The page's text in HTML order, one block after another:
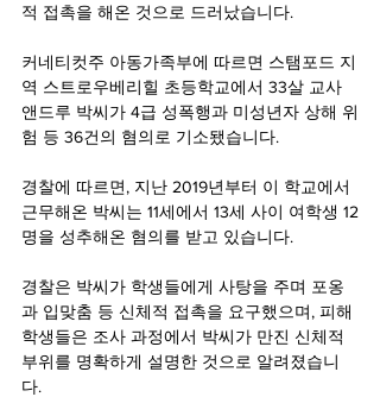
적 접촉을 해온 것으로 드러났습니다.
커네티컷주 아동가족부에 따르면 스탬포드 지
역 스트로우베리힐 초등학교에서 33살 교사
앤드루 박씨가 4급 성폭행과 미성년자 상해 위
험 등 36건의 혐의로 기소됐습니다.
경찰에 따르면, 지난 2019년부터 이 학교에서
근무해온 박씨는 11세에서 13세 사이 여학생 12
명을 성추해온 혐의를 받고 있습니다.
경찰은 박씨가 학생들에게 사탕을 주며 포옹
과 입맞춤 등 신체적 접촉을 요구했으며, 피해
학생들은 조사 과정에서 박씨가 만진 신체적
부위를 명확하게 설명한 것으로 알려졌습니
다.